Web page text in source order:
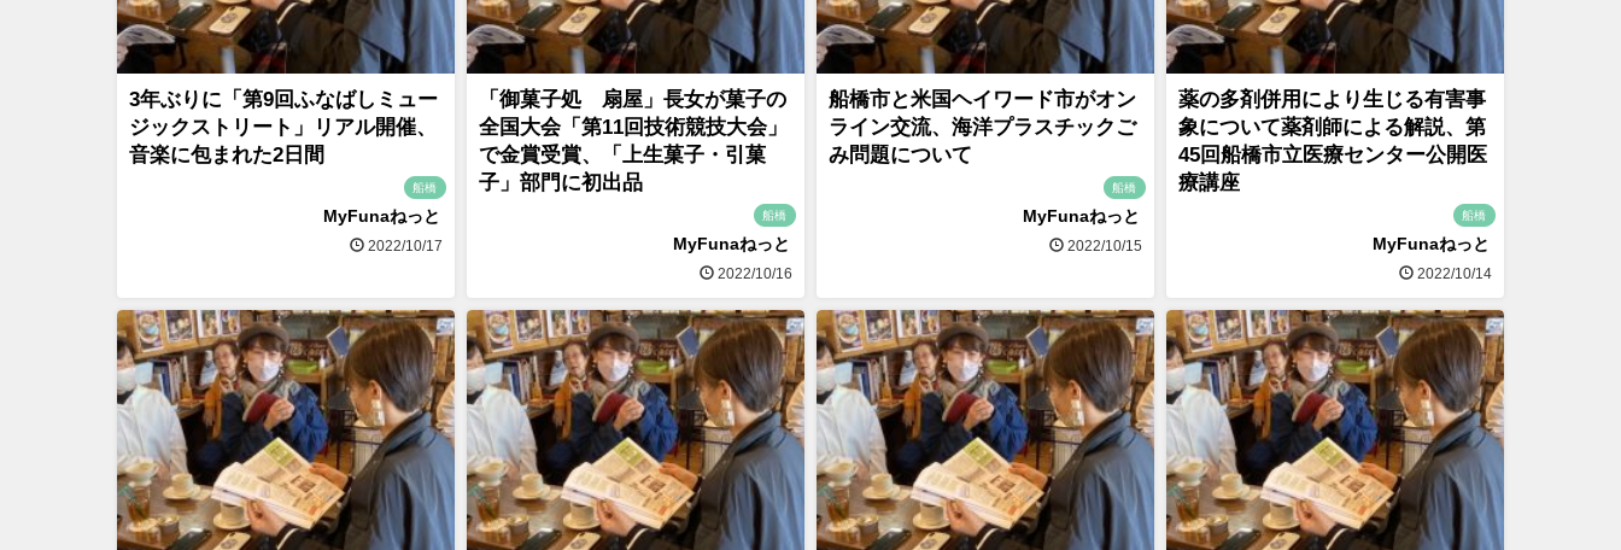
3年ぶりに「第9回ふなばしミュー
ジックストリート」リアル開催、
音楽に包まれた2日間
船橋
MyFunaねっと
2022/10/17
「御菓子処 扇屋」長女が菓子の
全国大会「第11回技術競技大会」
で金賞受賞、「上生菓子・引菓
子」部門に初出品
船橋
MyFunaねっと
2022/10/16
船橋市と米国ヘイワード市がオン
ライン交流、海洋プラスチックご
み問題について
船橋
MyFunaねっと
2022/10/15
薬の多剤併用により生じる有害事
象について薬剤師による解説、第
45回船橋市立医療センター公開医
療講座
船橋
MyFunaねっと
2022/10/14